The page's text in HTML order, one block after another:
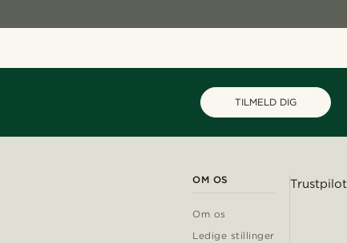
TILMELD DIG
OM OS
Om os
Ledige stillinger
Trustpilot